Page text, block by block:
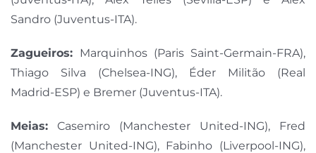
Sandro (Juventus-ITA).
Zagueiros: Marquinhos (Paris Saint-Germain-FRA),
Thiago Silva (Chelsea-ING), Éder Militão (Real
Madrid-ESP) e Bremer (Juventus-ITA).
Meias:Casemiro (Manchester United-ING), Fred
(Manchester United-ING), Fabinho (Liverpool-ING),